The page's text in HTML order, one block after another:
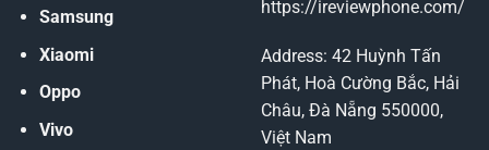
Samsung
Xiaomi
Oppo
Vivo
https://ireviewphone.com/
Address: 42 Huỳnh Tấn
Phát, Hoà Cường Bắc, Hải
Châu, Đà Nẵng 550000,
Việt Nam